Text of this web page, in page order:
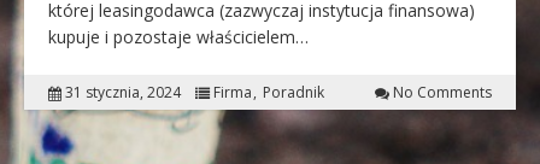
której leasingodawca (zazwyczaj instytucja finansowa)
kupuje i pozostaje właścicielem…
31 stycznia, 2024 Firma Poradnik No Comments